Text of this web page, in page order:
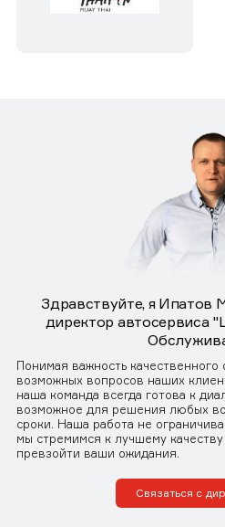
Здравствуйте, я Ипатов
директор автосервиса
Понимая важность
возможных вопросов наших
наша команда всегда готова к
возможное для решения любых
сроки. Наша работа не
мы стремимся к лучшему
превзойти ваши ожидания.
Связаться с